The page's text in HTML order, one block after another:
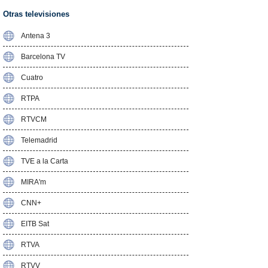
Otras televisiones
Antena 3
Barcelona TV
Cuatro
RTPA
RTVCM
Telemadrid
TVE a la Carta
MIRA'm
CNN+
EITB Sat
RTVA
RTVV